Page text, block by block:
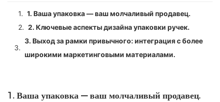
1. 1. Ваша упаковка — ваш молчаливый продавец.
2. 2. Ключевые аспекты дизайна упаковки ручек.
3.
3. Выход за рамки привычного: интеграция с более
широкими маркетинговыми материалами.
1. Ваша упаковка — ваш молчаливый продавец.